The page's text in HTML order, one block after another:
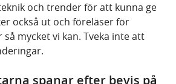
och trender för att kunna ge
också ut och föreläser för
mycket vi kan. Tveka inte att
spanar efter bevis på